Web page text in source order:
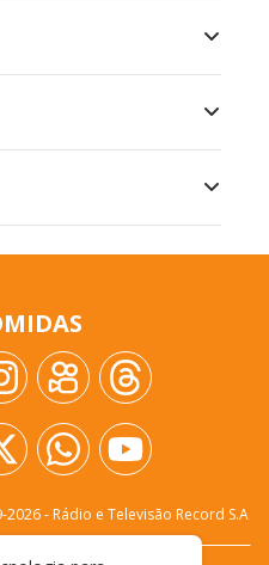
2026- Rádio e Televisão Record S.A